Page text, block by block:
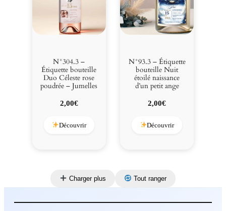
N°304.3 –
Étiquette bouteille
Duo Céleste rose
poudrée – Jumelles
2,00€
Découvrir
N°93.3 – Étiquette
bouteille Nuit
étoilé naissance
d’un petit ange
2,00€
Découvrir
Charger plus Tout ranger